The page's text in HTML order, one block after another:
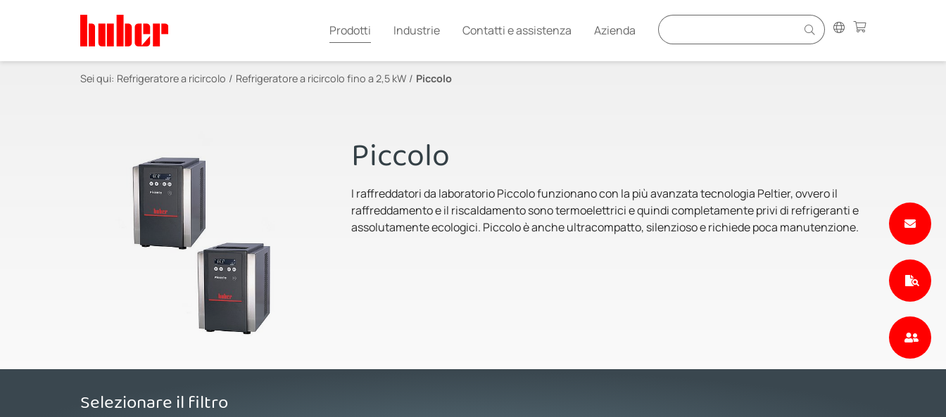
Prodotti Industrie Contatti e assistenza Azienda
Sei qui: Refrigeratore a ricircolo Refrigeratore a ricircolo fino a 2,5 kW Piccolo
Piccolo
I raffreddatori da laboratorio Piccolo funzionano con la più avanzata tecnologia Peltier, ovvero il
raffreddamento e il riscaldamento sono termoelettrici e quindi completamente privi di refrigeranti e
assolutamente ecologici. Piccolo è anche ultracompatto, silenzioso e richiede poca manutenzione.
Selezionare il filtro